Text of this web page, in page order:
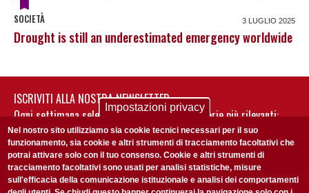
SOCIETÀ 3 LUGLIO 2025
Drought is still an underestimated emergency worldwide
ISCRIVITI ALLA NOSTRA NEWSLETTER
Ogni settimana selezioniamo per te nostre storie più rilevanti:
non perderti gli aggiornamenti della nostra newsletter
Impostazioni privacy
Nel nostro sito utilizziamo sia cookie tecnici necessari per il suo
funzionamento, sia cookie e altri strumenti di tracciamento facoltativi che
potrai attivare solo con il tuo consenso. Cookie e altri strumenti di
tracciamento facoltativi sono usati per analisi statistiche, misure
sull'efficacia della comunicazione istituzionale e analisi dei comportamenti